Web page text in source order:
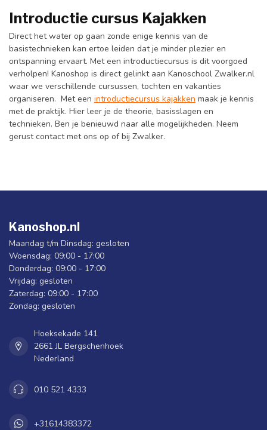
Introductie cursus Kajakken
Direct het water op gaan zonde enige kennis van de
basistechnieken kan ertoe leiden dat je minder plezier en
ontspanning ervaart. Met een introductiecursus is dit voorgoed
verholpen! Kanoshop is direct gelinkt aan Kanoschool Zwalker.nl
waar we verschillende cursussen, tochten en vakanties
organiseren. Met een introductiecursus kajakken maak je kennis
met de praktijk. Hier leer je de theorie, basisslagen en
technieken. Ben je benieuwd naar alle mogelijkheden. Neem
gerust contact met ons op of bij Zwalker.
Kanoshop.nl
Maandag t/m Dinsdag: gesloten
Woensdag: 09:00 - 17:00
Donderdag: 09:00 - 17:00
Vrijdag: gesloten
Zaterdag: 09:00 - 17:00
Zondag: gesloten
Hoeksekade 141
2661 JL Bergschenhoek
Nederland
010 521 4333
+31614383372